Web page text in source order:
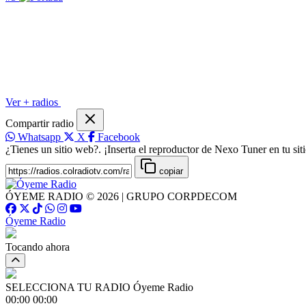
Ver + radios
Compartir radio
Whatsapp
X
Facebook
¿Tienes un sitio web?. ¡Inserta el reproductor de Nexo Tuner en tu
copiar
ÓYEME RADIO © 2026 | GRUPO CORPDECOM
Óyeme Radio
Tocando ahora
SELECCIONA TU RADIO Óyeme Radio
00:00 00:00